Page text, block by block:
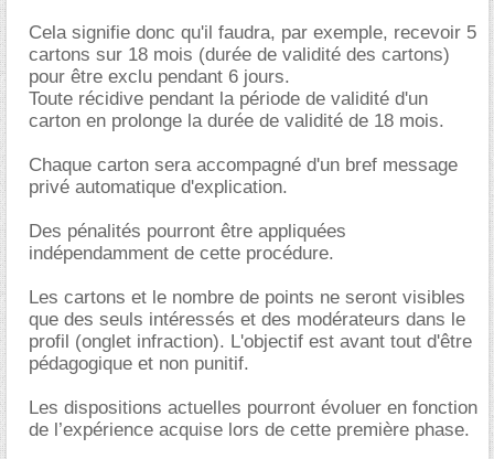
Cela signifie donc qu'il faudra, par exemple, recevoir 5
cartons sur 18 mois (durée de validité des cartons)
pour être exclu pendant 6 jours.
Toute récidive pendant la période de validité d'un
carton en prolonge la durée de validité de 18 mois.
Chaque carton sera accompagné d'un bref message
privé automatique d'explication.
Des pénalités pourront être appliquées
indépendamment de cette procédure.
Les cartons et le nombre de points ne seront visibles
que des seuls intéressés et des modérateurs dans le
profil (onglet infraction). L'objectif est avant tout d'être
pédagogique et non punitif.
Les dispositions actuelles pourront évoluer en fonction
de l’expérience acquise lors de cette première phase.